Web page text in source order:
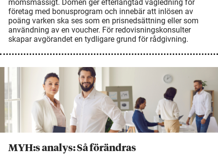
momsmässigt. Domen ger efterlängtad vägledning för
företag med bonusprogram och innebär att inlösen av
poäng varken ska ses som en prisnedsättning eller som
användning av en voucher. För redovisningskonsulter
skapar avgörandet en tydligare grund för rådgivning.
MYH:s analys: Så förändras